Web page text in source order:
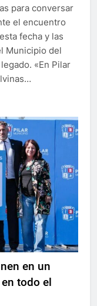
para conversar
el encuentro
fecha y las
Municipio del
«En Pilar
en un
todo el